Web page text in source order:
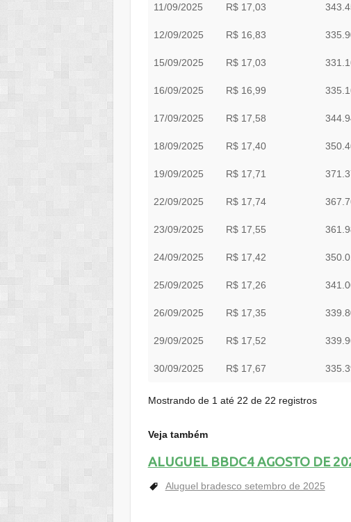
11/09/2025 R$ 17,03
12/09/2025 R$ 16,83
15/09/2025 R$ 17,03
16/09/2025 R$ 16,99
17/09/2025 R$ 17,58
18/09/2025 R$ 17,40
19/09/2025 R$ 17,71
22/09/2025 R$ 17,74
23/09/2025 R$ 17,55
24/09/2025 R$ 17,42
25/09/2025 R$ 17,26
26/09/2025 R$ 17,35
29/09/2025 R$ 17,52
30/09/2025 R$ 17,67
Mostrando de 1 até 22 de 22 registros
Veja também
ALUGUEL BBDC4 AGOSTO DE
Aluguel bradesco setembro de 2025